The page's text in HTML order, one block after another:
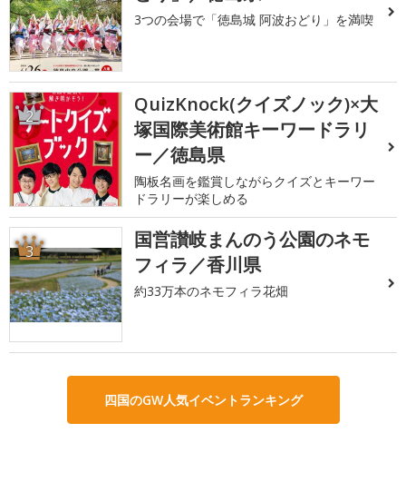
3つの会場で「徳島城 阿波おどり」を満喫
2
QuizKnock(クイズノック)×大
塚国際美術館キーワードラリ
ー／徳島県
陶板名画を鑑賞しながらクイズとキーワー
ドラリーが楽しめる
3
国営讃岐まんのう公園のネモ
フィラ／香川県
約33万本のネモフィラ花畑
四国のGW人気イベントランキング